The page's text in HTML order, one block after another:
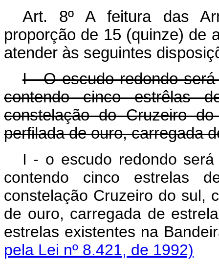
Art. 8º A feitura das
proporção de 15 (quinze) de
atender às seguintes
I - O escudo redondo
contendo cinco estrêlas
constelação do Cruzeiro
perfilada de ouro, carregada
I - o escudo redondo
contendo cinco estrelas
constelação Cruzeiro do sul,
de ouro, carregada de
estrelas existentes na
pela Lei nº 8.421, de 1992)